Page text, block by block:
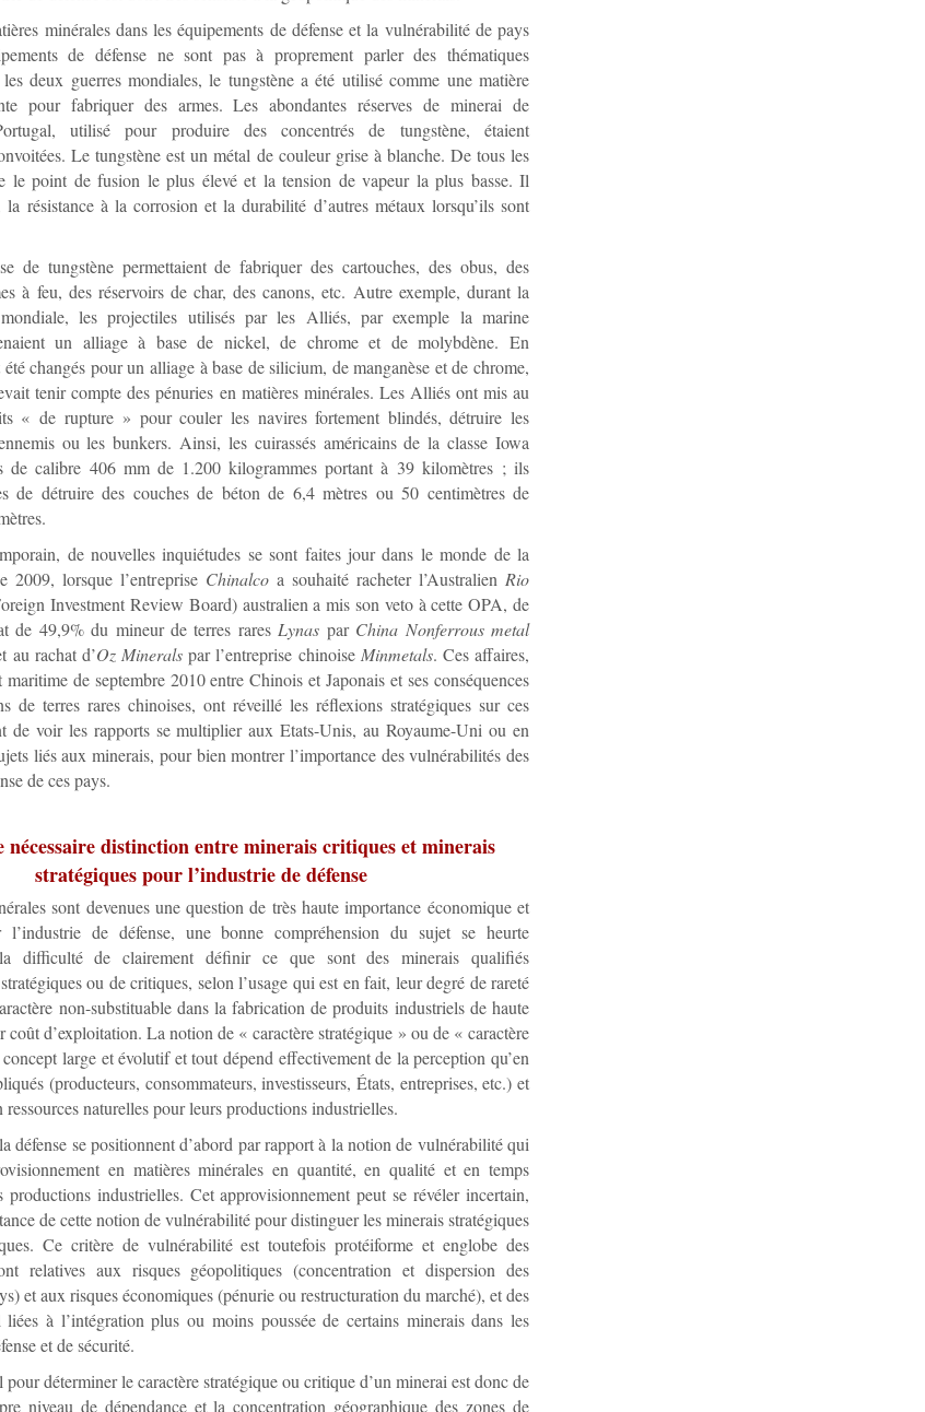
minérales dans les équipements de défense et la vulnérabilité de pays
de défense ne sont pas à proprement parler des thématiques
deux guerres mondiales, le tungstène a été utilisé comme une matière
pour fabriquer des armes. Les abondantes réserves de minerai de
utilisé pour produire des concentrés de tungstène, étaient
Le tungstène est un métal de couleur grise à blanche. De tous les
le point de fusion le plus élevé et la tension de vapeur la plus basse. Il
la résistance à la corrosion et la durabilité d’autres métaux lorsqu’ils sont
de tungstène permettaient de fabriquer des cartouches, des obus, des
à feu, des réservoirs de char, des canons, etc. Autre exemple, durant la
les projectiles utilisés par les Alliés, par exemple la marine
un alliage à base de nickel, de chrome et de molybdène. En
changés pour un alliage à base de silicium, de manganèse et de chrome,
tenir compte des pénuries en matières minérales. Les Alliés ont mis au
« de rupture » pour couler les navires fortement blindés, détruire les
ou les bunkers. Ainsi, les cuirassés américains de la classe Iowa
de calibre 406 mm de 1.200 kilogrammes portant à 39 kilomètres ; ils
de détruire des couches de béton de 6,4 mètres ou 50 centimètres de
de nouvelles inquiétudes se sont faites jour dans le monde de la
2009, lorsque l’entreprise Chinalcoa souhaité racheter l’Australien Rio
Investment Review Board) australien a mis son veto à cette OPA, de
de 49,9% du mineur de terres rares Lynas par China Nonferrous metal
au rachat d’Oz Minerals par l’entreprise chinoise Minmetals. Ces affaires,
de septembre 2010 entre Chinois et Japonais et ses conséquences
de terres rares chinoises, ont réveillé les réflexions stratégiques sur ces
de voir les rapports se multiplier aux Etats-Unis, au Royaume-Uni ou en
liés aux minerais, pour bien montrer l’importance des vulnérabilités des
de ces pays.
distinction entre minerais critiques et minerais
stratégiques pour l’industrie de défense
sont devenues une question de très haute importance économique et
l’industrie de défense, une bonne compréhension du sujet se heurte
difficulté de clairement définir ce que sont des minerais qualifiés
ou de critiques, selon l’usage qui est en fait, leur degré de rareté
non-substituable dans la fabrication de produits industriels de haute
coût d’exploitation. La notion de « caractère stratégique » ou de « caractère
large et évolutif et tout dépend effectivement de la perception qu’en
(producteurs, consommateurs, investisseurs, États, entreprises, etc.) et
ressources naturelles pour leurs productions industrielles.
défense se positionnent d’abord par rapport à la notion de vulnérabilité qui
en matières minérales en quantité, en qualité et en temps
productions industrielles. Cet approvisionnement peut se révéler incertain,
de cette notion de vulnérabilité pour distinguer les minerais stratégiques
Ce critère de vulnérabilité est toutefois protéiforme et englobe des
relatives aux risques géopolitiques (concentration et dispersion des
et aux risques économiques (pénurie ou restructuration du marché), et des
à l’intégration plus ou moins poussée de certains minerais dans les
et de sécurité.
déterminer le caractère stratégique ou critique d’un minerai est donc de
niveau de dépendance et la concentration géographique des zones de